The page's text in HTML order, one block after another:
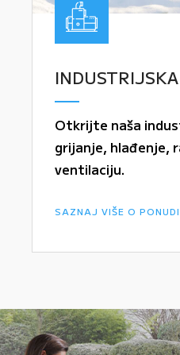
Otkrijte naša
grijanje, hlađenje,
ventilaciju.
SAZNAJ VIŠE O PONUDI